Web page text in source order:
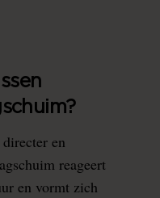
en
reageert
en vormt zich